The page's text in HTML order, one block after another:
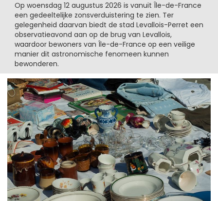
Op woensdag 12 augustus 2026 is vanuit Île-de-France
een gedeeltelijke zonsverduistering te zien. Ter
gelegenheid daarvan biedt de stad Levallois-Perret een
observatieavond aan op de brug van Levallois,
waardoor bewoners van Île-de-France op een veilige
manier dit astronomische fenomeen kunnen
bewonderen.